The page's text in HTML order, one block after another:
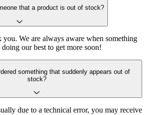
that a product is out of stock?
you. We are always aware when something
our best to get more soon!
something that suddenly appears out of
stock?
due to a technical error, you may receive